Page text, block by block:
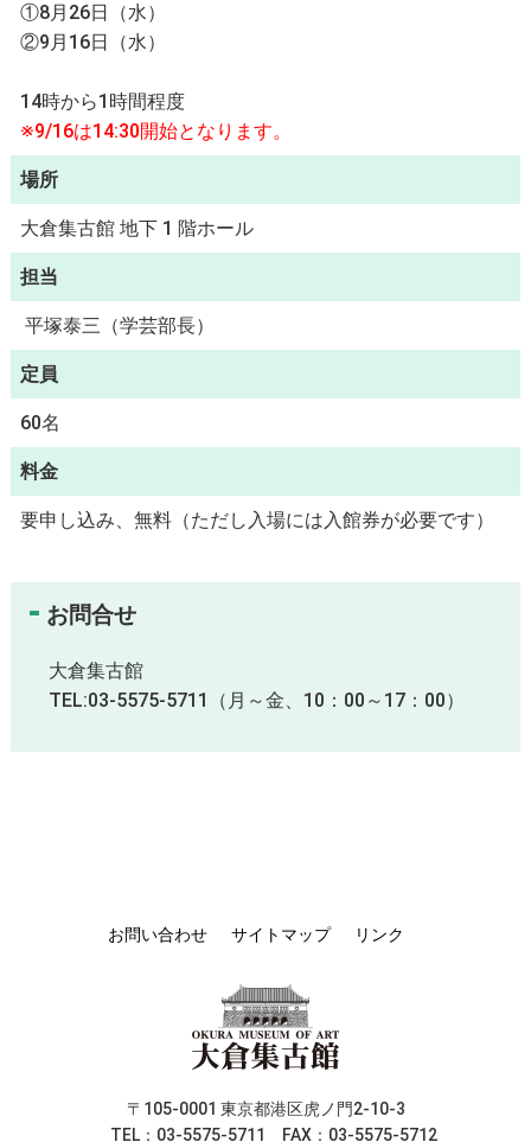
①8月26日（水）
②9月16日（水）
14時から1時間程度
※9/16は14:30開始となります。
場所
大倉集古館 地下 1 階ホール
担当
平塚泰三（学芸部長）
定員
60名
料金
要申し込み、無料（ただし入場には入館券が必要です）
お問合せ
大倉集古館
TEL:03-5575-5711（月～金、10：00～17：00）
お問い合わせ サイトマップ リンク
〒105-0001 東京都港区虎ノ門2-10-3
TEL：03-5575-5711 FAX：03-5575-5712